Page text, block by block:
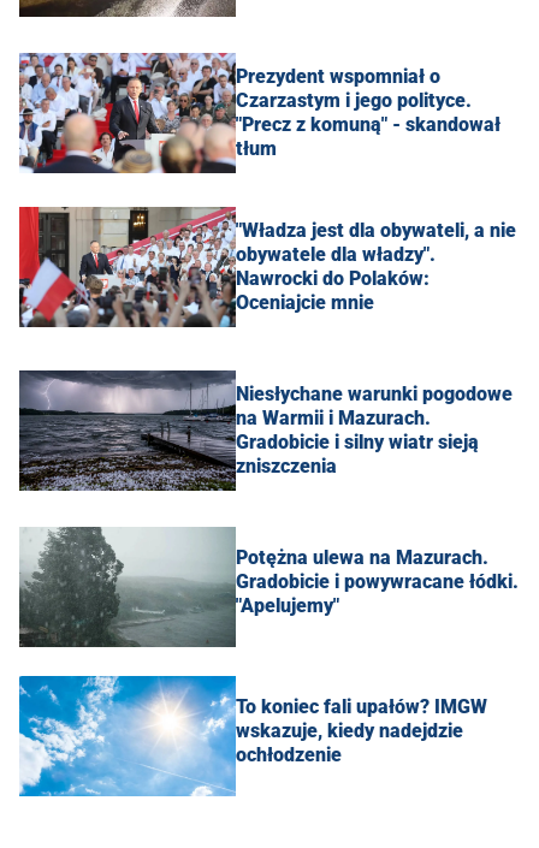
Prezydent wspomniał o
Czarzastym i jego polityce.
"Precz z komuną" - skandował
tłum
"Władza jest dla obywateli, a nie
obywatele dla władzy".
Nawrocki do Polaków:
Oceniajcie mnie
Niesłychane warunki pogodowe
na Warmii i Mazurach.
Gradobicie i silny wiatr sieją
zniszczenia
Potężna ulewa na Mazurach.
Gradobicie i powywracane łódki.
"Apelujemy"
To koniec fali upałów? IMGW
wskazuje, kiedy nadejdzie
ochłodzenie